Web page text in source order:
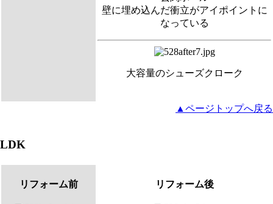
壁に埋め込んだ衝立がアイポイントに
なっている
大容量のシューズクローク
▲ページトップへ戻る
LDK
リフォーム前 リフォーム後